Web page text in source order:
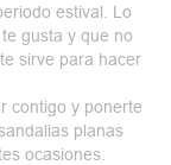
estival. Lo
gusta y que no
sirve para hacer
contigo y ponerte
planas
ocasiones.